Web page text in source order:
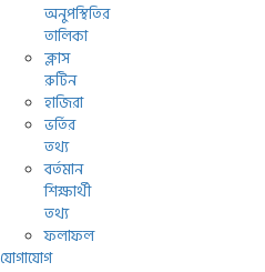
অনুপস্থিতির
তালিকা
ক্লাস
রুটিন
হাজিরা
ভর্তির
তথ্য
বর্তমান
শিক্ষার্থী
তথ্য
ফলাফল
যোগাযোগ